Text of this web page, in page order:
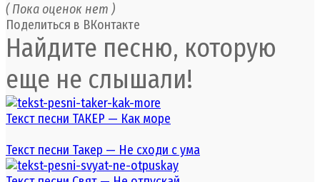
( Пока оценок нет )
Поделиться в ВКонтакте
Найдите песню, которую
еще не слышали!
Текст песни ТАКЕР — Как море
Текст песни Такер — Не сходи с ума